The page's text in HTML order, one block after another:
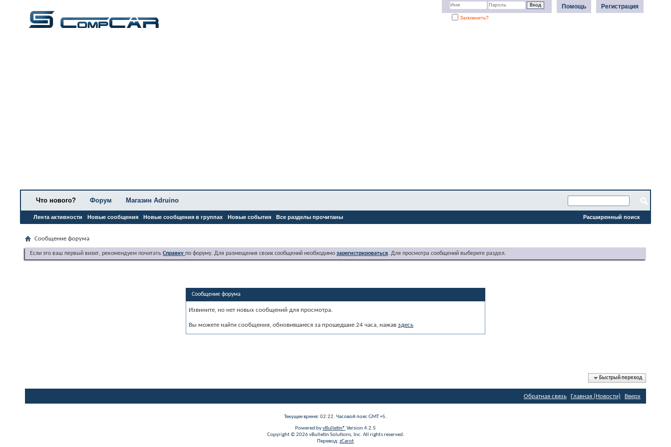
Регистрация
Помощь
Запомнить?
Что нового?
Лента активности Новые сообщения Новые сообщения в группах Новые события Все разделы прочитаны
Форум Магазин Adruino
Расширенный поиск
Сообщение форума
Если это ваш первый визит, рекомендуем почитать Справку по форуму. Для размещения своих сообщений необходимо зарегистрироваться. Для просмотра сообщений выберите раздел.
Сообщение форума
Извините, но нет новых сообщений для просмотра.
Вы можете найти сообщения, обновившиеся за прошедшие 24 часа, нажав здесь
Быстрый переход
Обратная связь Главная (Новости) Вверх
Текущее время: 02:22. Часовой пояс GMT +5.
Powered byvBulletin® Version 4.2.5
Copyright © 2026 vBulletin Solutions, Inc. All rights reserved.
Перевод: zCarot